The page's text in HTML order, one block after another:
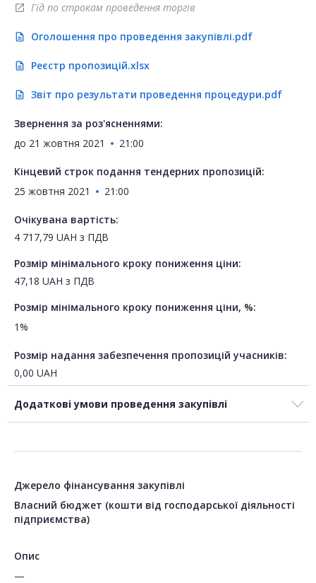
open_in_new Гід по строкам проведення торгів
description Оголошення про проведення закупівлі.pdf
description Реєстр пропозицій.xlsx
description Звіт про результати проведення процедури.pdf
Звернення за роз'ясненнями:
до 21 жовтня 2021 21:00
Кінцевий строк подання тендерних пропозицій:
25 жовтня 2021
21:00
Очікувана вартість:
4 717,79 UAH з ПДВ
Розмір мінімального кроку пониження ціни:
47,18 UAH з ПДВ
Розмір мінімального кроку пониження ціни, %:
1%
Розмір надання забезпечення пропозицій учасників:
0,00 UAH
Додаткові умови проведення закупівлі
Джерело фінансування закупівлі
Власний бюджет (кошти від господарської діяльності
підприємства)
Опис
—